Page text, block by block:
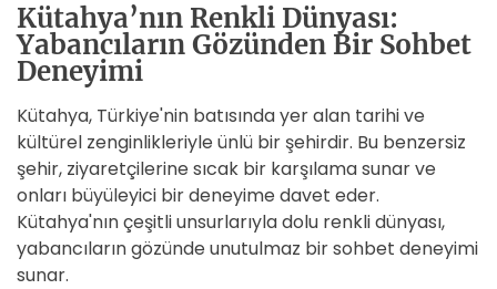
Kütahya’nın Renkli Dünyası:
Yabancıların Gözünden Bir Sohbet
Deneyimi
Kütahya, Türkiye'nin batısında yer alan tarihi ve
kültürel zenginlikleriyle ünlü bir şehirdir. Bu benzersiz
şehir, ziyaretçilerine sıcak bir karşılama sunar ve
onları büyüleyici bir deneyime davet eder.
Kütahya'nın çeşitli unsurlarıyla dolu renkli dünyası,
yabancıların gözünde unutulmaz bir sohbet deneyimi
sunar.